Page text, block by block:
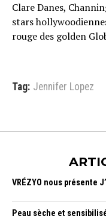
Clare Danes,
stars
rouge des golden
Tag: Jennifer Lopez
VRÉZYO nous présente
Peau sèche et